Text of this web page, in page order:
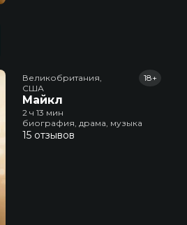
Великобритания,
США
Майкл
18+
2 ч 13 мин
биография, драма, музыка
15 отзывов